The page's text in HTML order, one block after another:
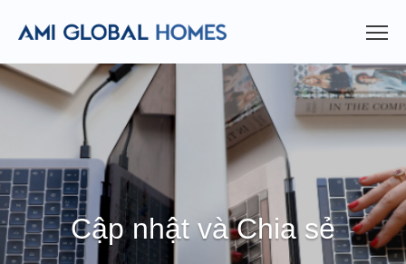
Cập nhật và Chia sẻ